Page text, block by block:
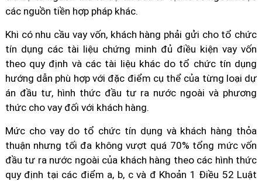
các nguồn tiền hợp pháp khác.
Khi có nhu cầu vay vốn, khách hàng phải gửi cho tổ chức
tín dụng các tài liệu chứng minh đủ điều kiện vay vốn
theo quy định và các tài liệu khác do tổ chức tín dụng
hướng dẫn phù hợp với đặc điểm cụ thể của từng loại dự
án đầu tư, hình thức đầu tư ra nước ngoài và phương
thức cho vay đối với khách hàng.
Mức cho vay do tổ chức tín dụng và khách hàng thỏa
thuận nhưng tối đa không vượt quá 70% tổng mức vốn
đầu tư ra nước ngoài của khách hàng theo các hình thức
quy định tại các điểm a, b, c và đ Khoản 1 Điều 52 Luật